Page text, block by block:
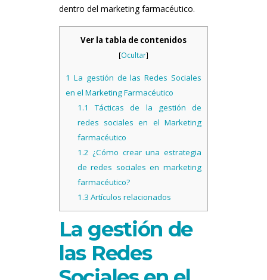
dentro del marketing farmacéutico.
Ver la tabla de contenidos
[Ocultar]
1 La gestión de las Redes Sociales
en el Marketing Farmacéutico
1.1
Tácticas de la gestión de
redes sociales en el Marketing
farmacéutico
1.2 ¿Cómo crear una estrategia
de redes sociales en marketing
farmacéutico?
1.3 Artículos relacionados
La gestión de
las Redes